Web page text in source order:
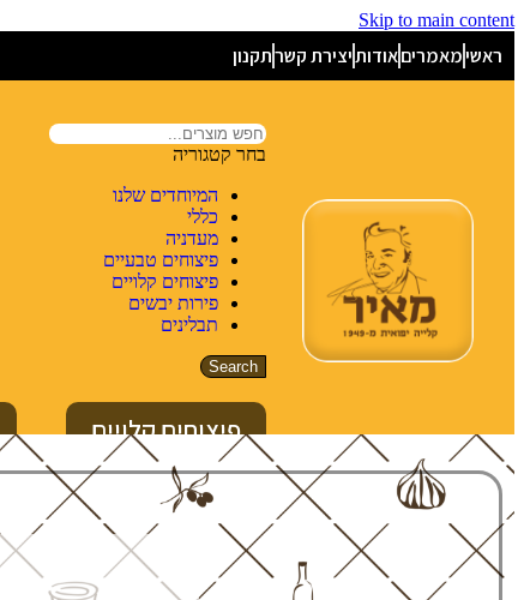
Skip to main content
ראשימאמריםאודותיצירת קשרתקנון
בחר קטגוריה
המיוחדים שלנו
כללי
מעדניה
פיצוחים טבעיים
פיצוחים קלויים
פירות יבשים
תבלינים
Search
פיצוחים קלויים